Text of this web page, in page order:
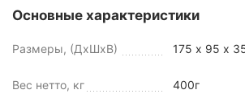
Основные характеристики
Размеры, (ДхШхВ) 175 х 95 х
Вес нетто, кг 400г